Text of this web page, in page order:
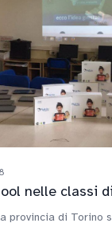
nelle classi
provincia di Torino